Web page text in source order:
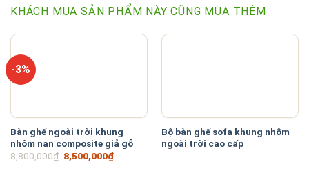
KHÁCH MUA SẢN PHẨM NÀY CŨNG MUA THÊM
-3%
Bàn ghế ngoài trời khung
nhôm nan composite giả gỗ
8,800,000₫ Giá
gốc
8,500,000₫Giá
hiện
Bộ bàn ghế sofa khung nhôm
ngoài trời cao cấp